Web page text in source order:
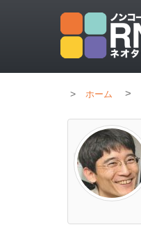
ホーム >